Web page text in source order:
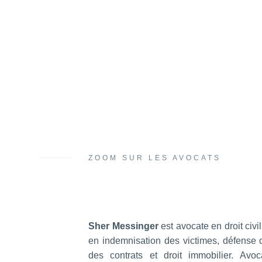
ZOOM SUR LES AVOCATS
Sher Messingerest avocate en droit
en indemnisation des victimes, défense
des contrats et droit immobilier.
depuis déjà quelques années,